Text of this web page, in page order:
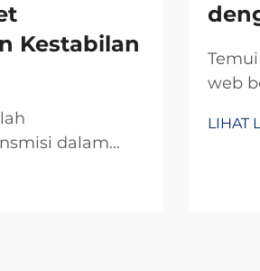
Kestabilan
dalam
TJ-
web
LIHAT